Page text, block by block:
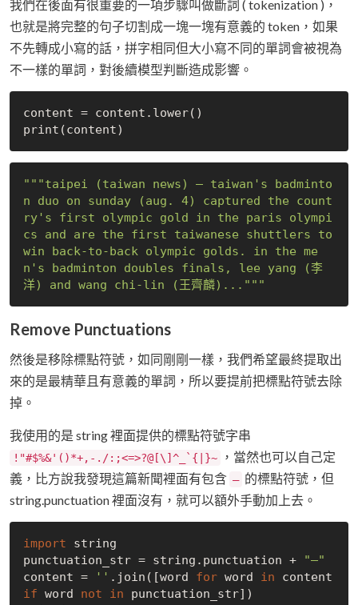
我們在後面有很重要的一項步驟叫做斷詞 ( tokenization )，
也就是將完整的句子切割成一塊一塊有意義的 token，如果
不先轉成小寫的話，拼字相同但大小寫不同的單詞會被視為
不一樣的單詞，對後續模型判斷造成影響。
content = content.lower()
"""taipei (taiwan news) — taiwan's badminto
n duo on sunday (aug. 4) captured the count
ry's first olympic gold in the paris olympi
cs and are the first taiwanese shuttlers to
win back-to-back olympic golds. in the me
n's badminton doubles finals, lee yang (李
洋) and wang chi-lin (王齊麟)..."""
Remove Punctuations
然後是移除標點符號，如同剛剛一樣，我們希望最終提取出
來的是最精華且有意義的單詞，所以要提前把標點符號去除
掉。
我使用的是 string 裡面提供的標點符號字串
!"#$%&'()*+,-./:;<=>?@[\]^_`{|}~
，當然也可以自己定
義，比方說我發現這篇新聞裡面有包含 — 的標點符號，但
string.punctuation 裡面沒有，就可以額外手動加上去。
import string
punctuation_str = string.punctuation +
"—"
content =
'' .join([word for word in
if word not in punctuation_str])